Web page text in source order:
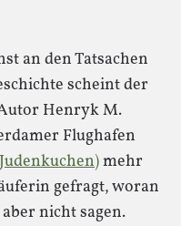
an den Tatsachen
scheint der
Henryk M.
Flughafen
mehr
gefragt, woran
nicht sagen.